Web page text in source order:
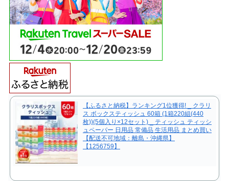
【ふるさと納税】ランキング1位獲得! _ クラリ
ス ボックスティッシュ 60箱 (1箱220組(440
枚))(5個入り×12セット) _ ティッシュ ティッシ
ュペーパー 日用品 常備品 生活用品 まとめ買い
【配送不可地域：離島・沖縄県】
【1256759】